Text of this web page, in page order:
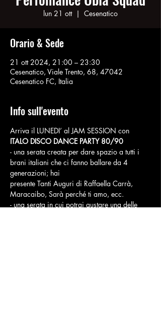
lun 21 ott
  |
Cesenatico
Orario & Sede
21 ott 2024, 21:00 – 23:30
Cesenatico, Viale Trento, 68, 47042
Cesenatico FC, Italia
Info sull'evento
Arriva il LUNEDI’ al JAM SESSION con
ITALO DISCO DANCE PARTY 80/90
- una serata creata per dare spazio a tutti i
brani italiani che ci fanno ballare da 4
generazioni; hai
presente Tanti Auguri di Raffaella Carrà,
Maracaibo, Sarà perché ti amo, ecc.
- una serata in cui potrai gustare una delle